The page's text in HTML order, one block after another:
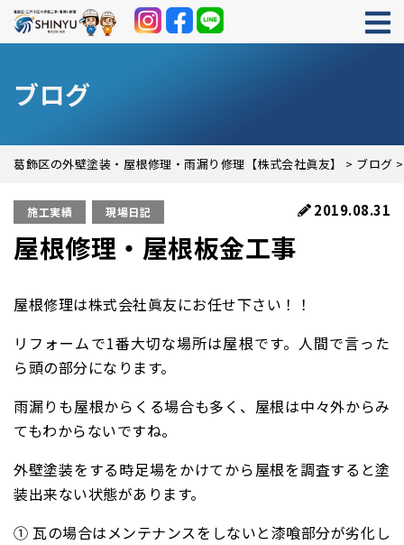
ブログ
葛飾区の外壁塗装・屋根修理・雨漏り修理【株式会社眞友】 > ブログ
施工実績 現場日記 2019.08.31
屋根修理・屋根板金工事
屋根修理は株式会社眞友にお任せ下さい！！
リフォームで1番大切な場所は屋根です。人間で言った
ら頭の部分になります。
雨漏りも屋根からくる場合も多く、屋根は中々外からみ
てもわからないですね。
外壁塗装をする時足場をかけてから屋根を調査すると塗
装出来ない状態があります。
① 瓦の場合はメンテナンスをしないと漆喰部分が劣化し